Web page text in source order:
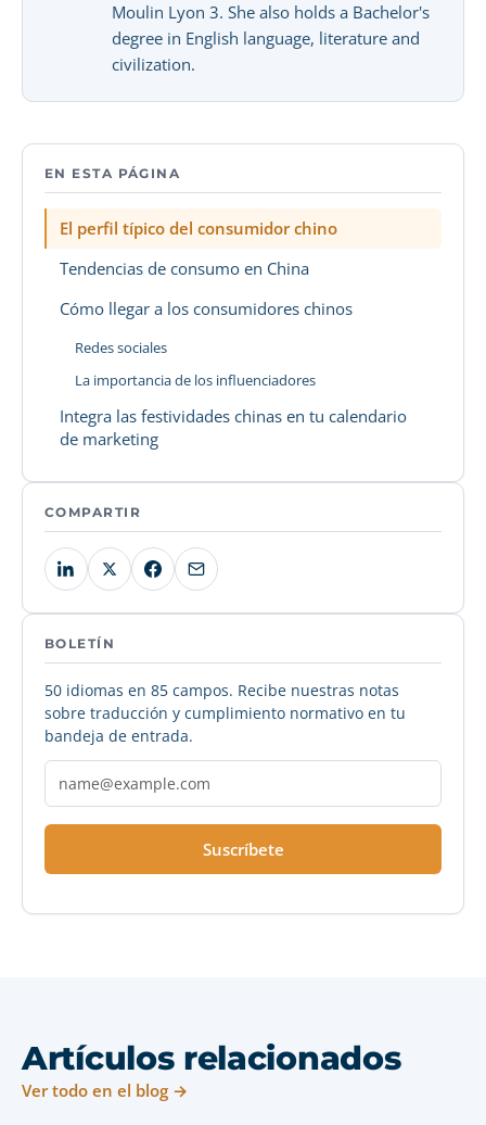
Moulin Lyon 3. She also holds a Bachelor's
degree in English language, literature and
civilization.
EN ESTA PÁGINA
El perfil típico del consumidor chino
Tendencias de consumo en China
Cómo llegar a los consumidores chinos
Redes sociales
La importancia de los influenciadores
Integra las festividades chinas en tu calendario
de marketing
COMPARTIR
BOLETÍN
50 idiomas en 85 campos. Recibe nuestras notas
sobre traducción y cumplimiento normativo en tu
bandeja de entrada.
Suscríbete
Artículos relacionados
Ver todo en el blog →